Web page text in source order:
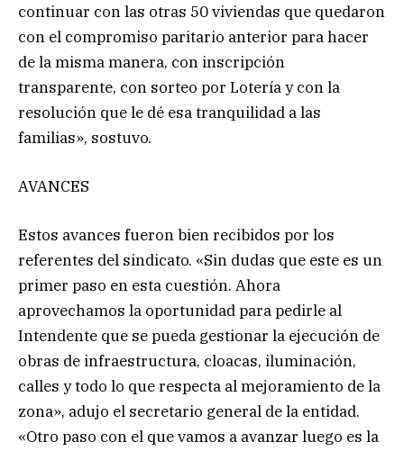
continuar con las otras 50 viviendas que quedaron
con el compromiso paritario anterior para hacer
de la misma manera, con inscripción
transparente, con sorteo por Lotería y con la
resolución que le dé esa tranquilidad a las
familias», sostuvo.
AVANCES
Estos avances fueron bien recibidos por los
referentes del sindicato. «Sin dudas que este es un
primer paso en esta cuestión. Ahora
aprovechamos la oportunidad para pedirle al
Intendente que se pueda gestionar la ejecución de
obras de infraestructura, cloacas, iluminación,
calles y todo lo que respecta al mejoramiento de la
zona», adujo el secretario general de la entidad.
«Otro paso con el que vamos a avanzar luego es la